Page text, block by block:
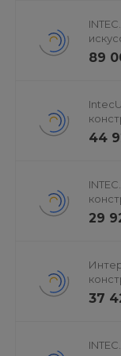
1. нажать на
необходимой
действий будет
Рис. 4 - Пример
данных
«Настройки
Рис. 5 -
3. выбрать
карта кликов),
89
44
29
37